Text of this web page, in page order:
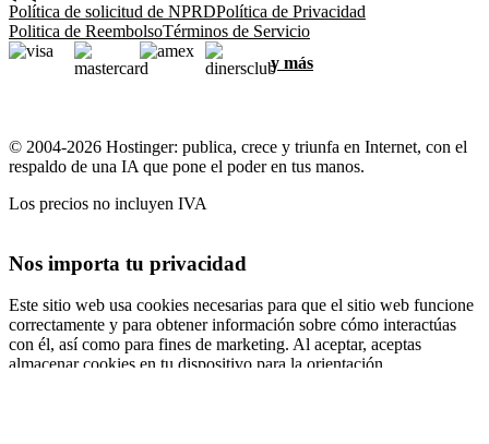
Política de solicitud de NPRDPolítica de Privacidad
Politica de ReembolsoTérminos de Servicio
y más
© 2004-2026 Hostinger: publica, crece y triunfa en Internet, con el
respaldo de una IA que pone el poder en tus manos.
Los precios no incluyen IVA
Nos importa tu privacidad
Este sitio web usa cookies necesarias para que el sitio web funcione
correctamente y para obtener información sobre cómo interactúas
con él, así como para fines de marketing. Al aceptar, aceptas
almacenar cookies en tu dispositivo para la orientación,